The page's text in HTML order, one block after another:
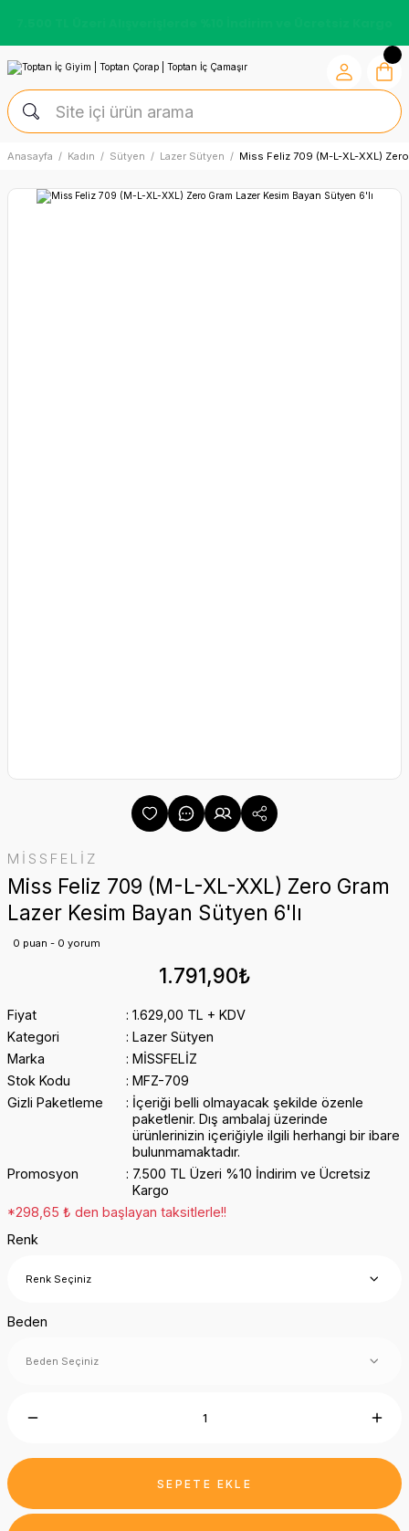
Anasayfa Kadın Sütyen Lazer Sütyen Miss Feliz 709 (M-L-XL-XXL)
MİSSFELİZ
Miss Feliz 709 (M-L-XL-XXL) Zero Gram
Lazer Kesim Bayan Sütyen 6'lı
0 puan - 0 yorum
1.791,90₺
Fiyat
1.629,00 TL + KDV
Kategori
Lazer Sütyen
Marka
MİSSFELİZ
Stok Kodu
MFZ-709
Gizli Paketleme
İçeriği belli olmayacak şekilde özenle
paketlenir. Dış ambalaj üzerinde
ürünlerinizin içeriğiyle ilgili herhangi bir ibare
bulunmamaktadır.
Promosyon
7.500 TL Üzeri %10 İndirim ve Ücretsiz
Kargo
*298,65 ₺ den başlayan taksitlerle!!
Renk
Beden
SEPETE EKLE